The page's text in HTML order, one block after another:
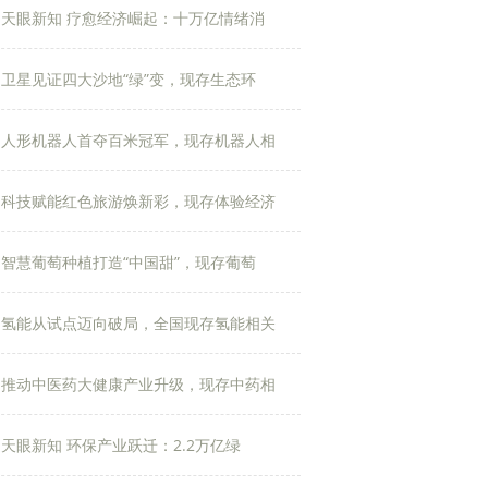
天眼新知 疗愈经济崛起：十万亿情绪消
卫星见证四大沙地“绿”变，现存生态环
人形机器人首夺百米冠军，现存机器人相
科技赋能红色旅游焕新彩，现存体验经济
智慧葡萄种植打造“中国甜”，现存葡萄
氢能从试点迈向破局，全国现存氢能相关
推动中医药大健康产业升级，现存中药相
天眼新知 环保产业跃迁：2.2万亿绿